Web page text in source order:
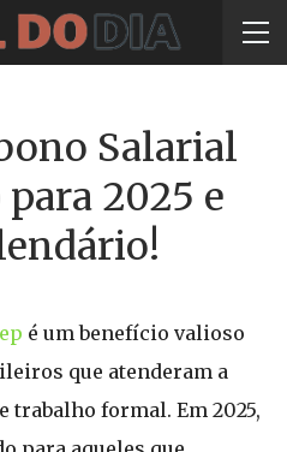
Salarial
para 2025 e
é um benefício valioso
que atenderam a
trabalho formal. Em 2025,